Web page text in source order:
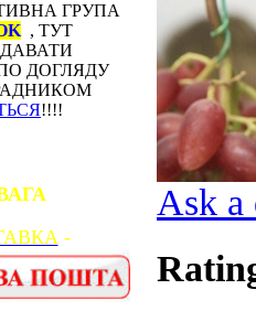
ГРУПА
, ТУТ
ДОГЛЯДУ
!!!!
-
Ask a